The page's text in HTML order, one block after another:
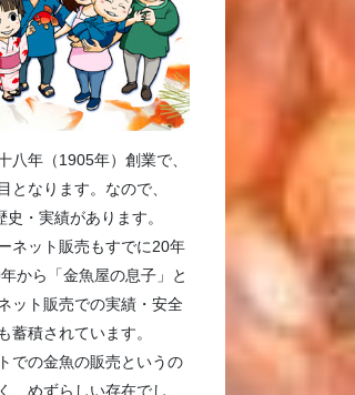
八年（1905年）創業で、
となります。なので、
・実績があります。
ネット販売もすでに20年
から「金魚屋の息子」と
ット販売での実績・安全
蓄積されています。
での金魚の販売というの
、めずらしい存在でし